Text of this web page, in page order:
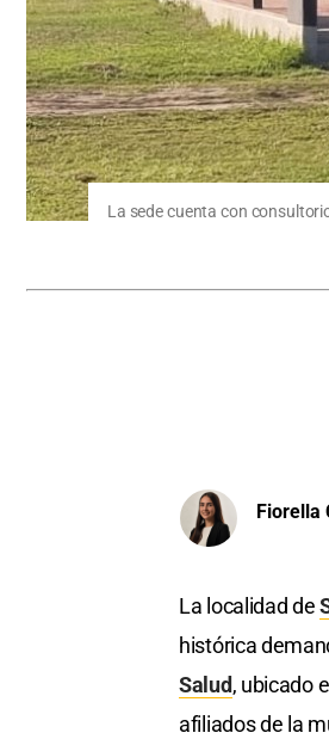
La sede cuenta con
Fiorella
La localidad de
histórica
Salud, ubicado
afiliados de la